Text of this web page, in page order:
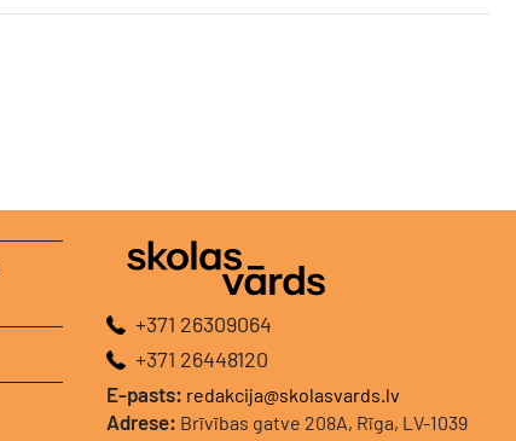
+371 26309064
+371 26448120
E-pasts: redakcija@skolasvards.lv
Adrese: Brīvības gatve 208A, Rīga, LV-1039